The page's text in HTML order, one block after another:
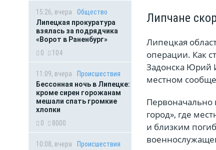
15:26, вчера
Общество
Липецкая прокуратура
взялась за подрядчика
«Ворот в Раненбург»
0
104
11:09, вчера
Происшествия
Бессонная ночь в Липецке:
кроме сирен горожанам
мешали спать громкие
хлопки
0
8000
10:08, вчера
Происшествия
Липчане
Липецкая
операции. Как
Задонска Юрий
местном
Первоначально
город», где
и близким